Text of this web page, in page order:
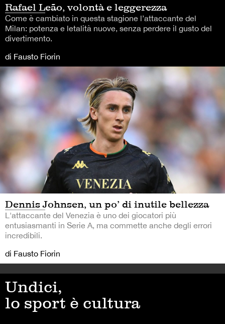
Rafael Leão, volontà e leggerezza
Come è cambiato in questa stagione l’attaccante del
Milan: potenza e letalità nuove, senza perdere il gusto del
divertimento.
di Fausto Fiorin
Dennis Johnsen, un po’ di inutile bellezza
L'attaccante del Venezia è uno dei giocatori più
entusiasmanti in Serie A, ma commette anche degli errori
incredibili.
di Fausto Fiorin
Undici,
lo sport è cultura